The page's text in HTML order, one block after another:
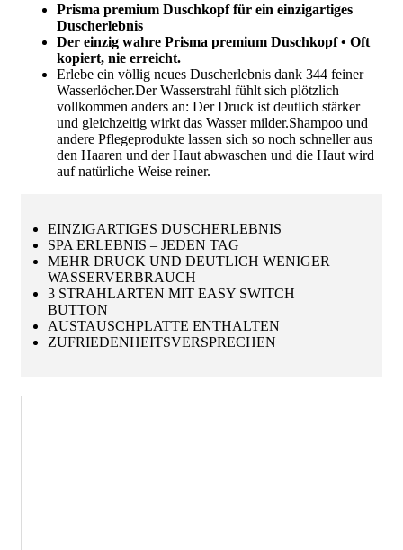
Prisma premium Duschkopf für ein einzigartiges
Duscherlebnis
Der einzig wahre Prisma premium Duschkopf • Oft
kopiert, nie erreicht.
Erlebe ein völlig neues Duscherlebnis dank 344 feiner
Wasserlöcher.Der Wasserstrahl fühlt sich plötzlich
vollkommen anders an: Der Druck ist deutlich stärker
und gleichzeitig wirkt das Wasser milder.Shampoo und
andere Pflegeprodukte lassen sich so noch schneller aus
den Haaren und der Haut abwaschen und die Haut wird
auf natürliche Weise reiner.
EINZIGARTIGES DUSCHERLEBNIS
SPA ERLEBNIS – JEDEN TAG
MEHR DRUCK UND DEUTLICH WENIGER
WASSERVERBRAUCH
3 STRAHLARTEN MIT EASY SWITCH
BUTTON
AUSTAUSCHPLATTE ENTHALTEN
ZUFRIEDENHEITSVERSPRECHEN